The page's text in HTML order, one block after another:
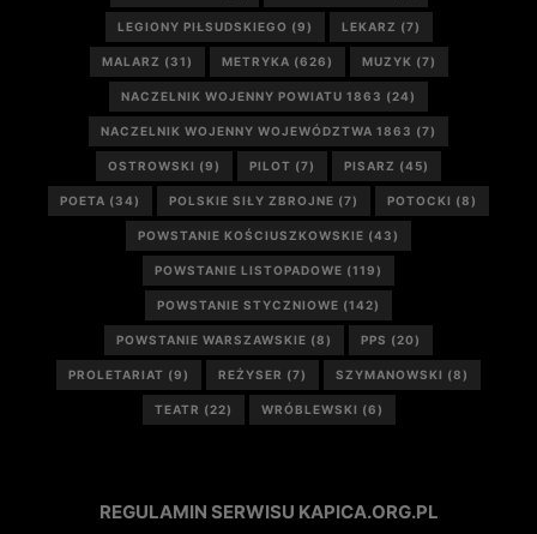
LEGIONY PIŁSUDSKIEGO (9) LEKARZ (7)
MALARZ (31) METRYKA (626) MUZYK (7)
NACZELNIK WOJENNY POWIATU 1863 (24)
NACZELNIK WOJENNY WOJEWÓDZTWA 1863 (7)
OSTROWSKI (9) PILOT (7) PISARZ (45)
POETA (34) POLSKIE SIŁY ZBROJNE (7) POTOCKI (8)
POWSTANIE KOŚCIUSZKOWSKIE (43)
POWSTANIE LISTOPADOWE (119)
POWSTANIE STYCZNIOWE (142)
POWSTANIE WARSZAWSKIE (8) PPS (20)
PROLETARIAT (9) REŻYSER (7) SZYMANOWSKI (8)
TEATR (22) WRÓBLEWSKI (6)
REGULAMIN SERWISU KAPICA.ORG.PL